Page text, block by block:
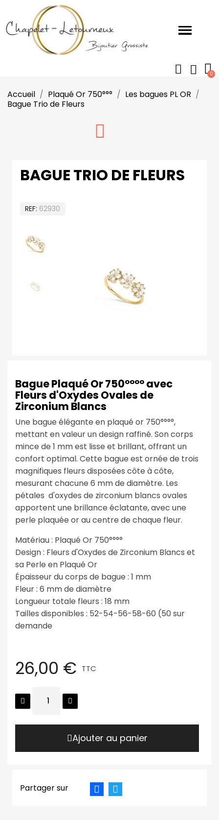
Accueil Plaqué Or 750°°°
Les bagues PL OR
Bague Trio de Fleurs
BAGUE TRIO DE FLEURS
REF 62930
Bague Plaqué Or 750°°°° avec
Fleurs d'Oxydes Ovales de
Zirconium Blancs
Une bague élégante en plaqué or 750°°°°,
mettant en valeur un design raffiné. Son corps
mince de 1 mm est lisse et brillant, offrant un
confort optimal. Cette bague est ornée de trois
magnifiques fleurs disposées côte à côte,
mesurant chacune 6 mm de diamètre. Les
pétales d'oxydes de zirconium blancs ovales
apportent une brillance éclatante, avec une
perle plaquée or au centre de chaque fleur.
Matériau : Plaqué Or 750°°°°
Design : Fleurs d'Oxydes de Zirconium Blancs et
sa Perle en Plaqué Or
Épaisseur du corps de bague : 1 mm
Fleur : 6 mm de diamètre
Longueur totale fleurs : 18 mm
Tailles disponibles : 52-54-56-58-60 (50 sur
demande
26,00 € TTC
Ajouter au panier
Partager sur